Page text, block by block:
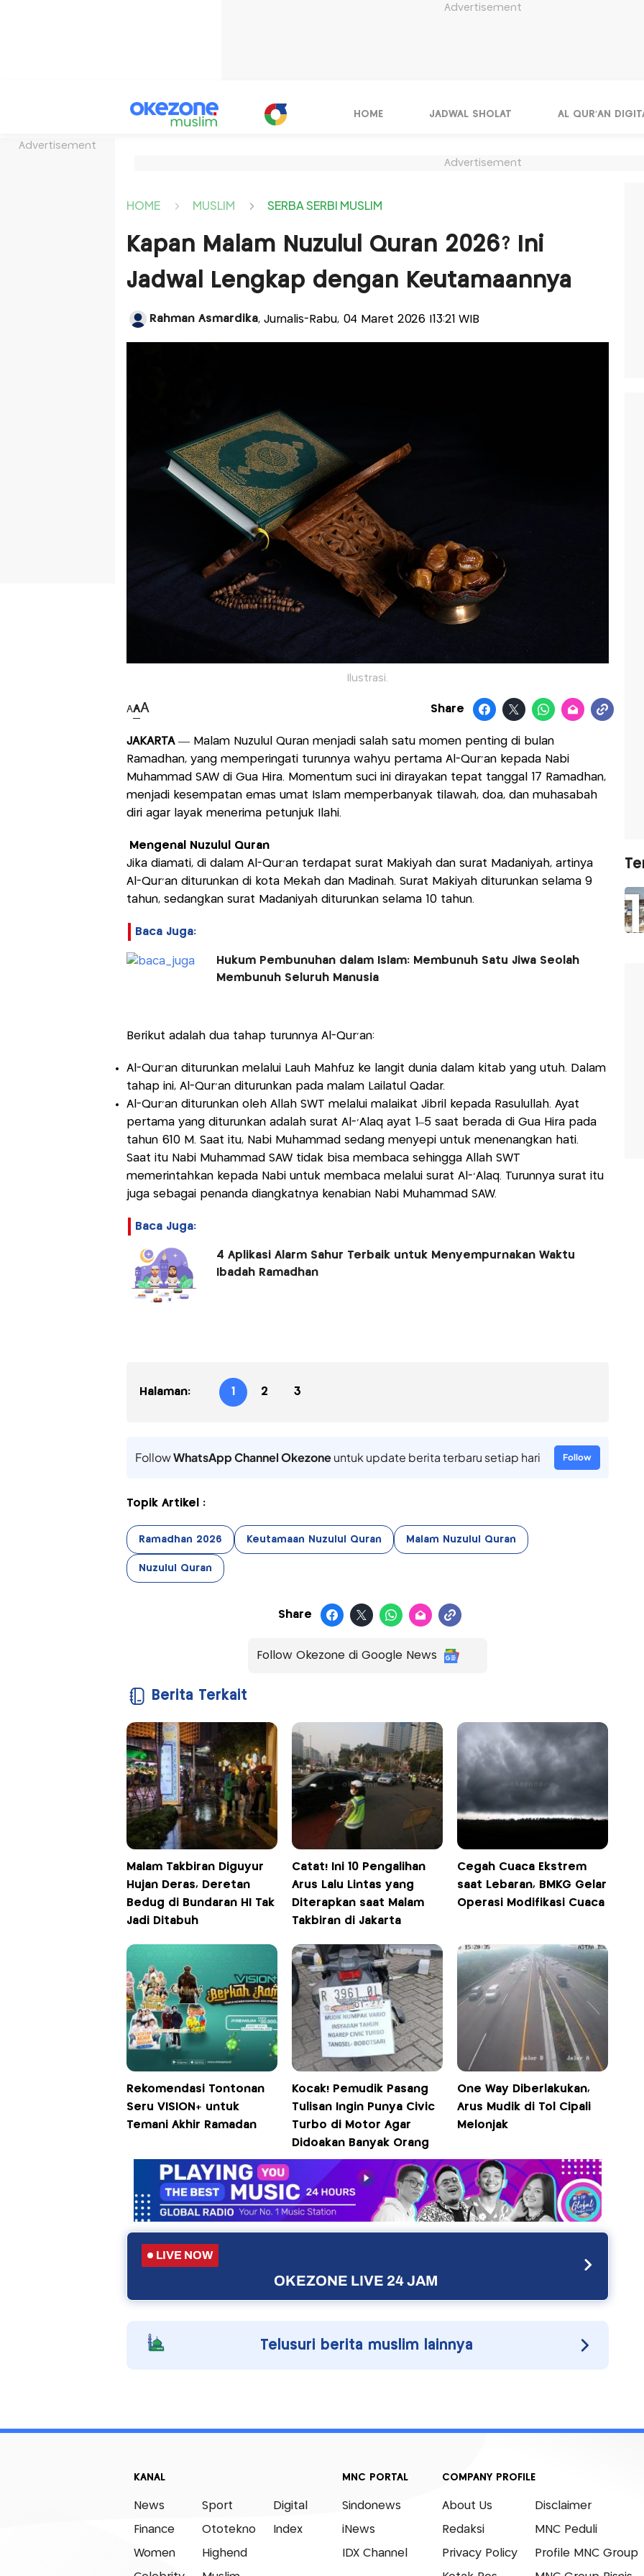
Advertisement
Advertisement
HOME JADWAL SHOLAT AL QUR'AN
Advertisement
HOME MUSLIM SERBA SERBI MUSLIM
Kapan Malam Nuzulul Quran 2026? Ini
Jadwal Lengkap dengan Keutamaannya
Rahman Asmardika, Jurnalis-Rabu, 04 Maret 2026 |13:21 WIB
Ilustrasi.
AAA Share
JAKARTA — Malam Nuzulul Quran menjadi salah satu momen penting di bulan
Ramadhan, yang memperingati turunnya wahyu pertama Al-Qur'an kepada Nabi
Muhammad SAW di Gua Hira. Momentum suci ini dirayakan tepat tanggal 17 Ramadhan,
menjadi kesempatan emas umat Islam memperbanyak tilawah, doa, dan muhasabah
diri agar layak menerima petunjuk Ilahi.
Mengenal Nuzulul Quran
Jika diamati, di dalam Al-Qur'an terdapat surat Makiyah dan surat Madaniyah, artinya
Al-Qur'an diturunkan di kota Mekah dan Madinah. Surat Makiyah diturunkan selama 9
tahun, sedangkan surat Madaniyah diturunkan selama 10 tahun.
Baca Juga:
Hukum Pembunuhan dalam Islam: Membunuh Satu Jiwa Seolah
Membunuh Seluruh Manusia
Berikut adalah dua tahap turunnya Al-Qur'an:
Al-Qur'an diturunkan melalui Lauh Mahfuz ke langit dunia dalam kitab yang utuh. Dalam
tahap ini, Al-Qur'an diturunkan pada malam Lailatul Qadar.
Al-Qur'an diturunkan oleh Allah SWT melalui malaikat Jibril kepada Rasulullah. Ayat
pertama yang diturunkan adalah surat Al-‘Alaq ayat 1–5 saat berada di Gua Hira pada
tahun 610 M. Saat itu, Nabi Muhammad sedang menyepi untuk menenangkan hati.
Saat itu Nabi Muhammad SAW tidak bisa membaca sehingga Allah SWT
memerintahkan kepada Nabi untuk membaca melalui surat Al-‘Alaq. Turunnya surat itu
juga sebagai penanda diangkatnya kenabian Nabi Muhammad SAW.
Baca Juga:
4 Aplikasi Alarm Sahur Terbaik untuk Menyempurnakan Waktu
Ibadah Ramadhan
Halaman: 1 2 3
FollowWhatsApp Channel Okezoneuntuk update berita terbaru setiap hari Follow
Topik Artikel :
Ramadhan 2026 Keutamaan Nuzulul Quran Malam Nuzulul Quran
Nuzulul Quran
Share
Follow Okezone di Google News
Berita Terkait
Malam Takbiran Diguyur
Hujan Deras, Deretan
Bedug di Bundaran HI Tak
Jadi Ditabuh
Catat! Ini 10 Pengalihan
Arus Lalu Lintas yang
Diterapkan saat Malam
Takbiran di Jakarta
Cegah Cuaca Ekstrem
saat Lebaran, BMKG Gelar
Operasi Modifikasi Cuaca
Rekomendasi Tontonan
Seru VISION+ untuk
Temani Akhir Ramadan
Kocak! Pemudik Pasang
Tulisan Ingin Punya Civic
Turbo di Motor Agar
Didoakan Banyak Orang
One Way Diberlakukan,
Arus Mudik di Tol Cipali
Melonjak
LIVE NOW
OKEZONE LIVE 24 JAM
Telusuri berita muslim lainnya
KANAL
News
Finance
Women
Sport
Ototekno
Highend
Digital
Index
MNC PORTAL
Sindonews
iNews
IDX Channel
COMPANY PROFILE
About Us
Redaksi
Privacy Policy
Disclaimer
MNC Peduli
Profile MNC Group